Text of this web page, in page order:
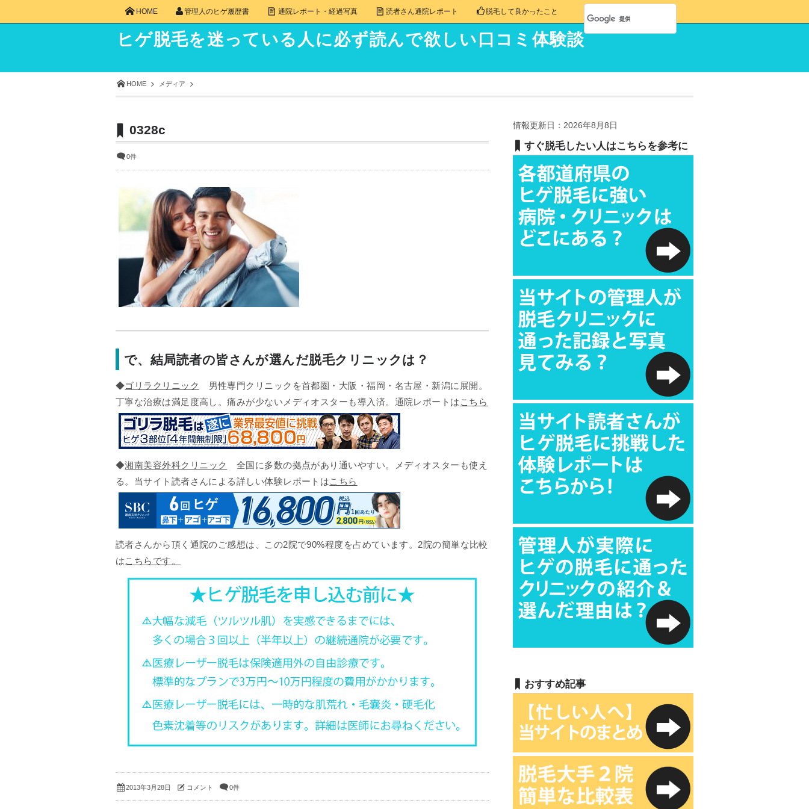
ヒゲ脱毛を迷っている人に必ず読んで欲しい口コミ体験談
HOME メディア
0328c
0件
で、結局読者の皆さんが選んだ脱毛クリニックは？
◆ゴリラクリニック
男性専門クリニックを首都圏・大阪・福岡・名古屋・新潟に展開。
丁寧な治療は満足度高し。痛みが少ないメディオスターも導入済。通院レポートは こちら
◆湘南美容外科クリニック
全国に多数の拠点があり通いやすい。メディオスターも使え
る。当サイト読者さんによる詳しい体験レポートはこちら
読者さんから頂く通院のご感想は、この2院で90%程度を占めています。2院の簡単な比較
はこちらです。
2013年3月28日 コメント 0件
情報更新日：2026年8月8日
すぐ脱毛したい人はこちらを参考に
おすすめ記事
HOME 管理人のヒゲ履歴書 通院レポート・経過写真 読者さん通院レポート 脱毛して良かったこと